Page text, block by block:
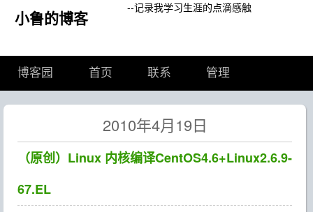
小鲁的博客 --记录我学习生涯的点滴感触
博客园 首页 联系 管理
2010年4月19日
（原创）Linux 内核编译CentOS4.6+Linux2.6.9-
67.EL